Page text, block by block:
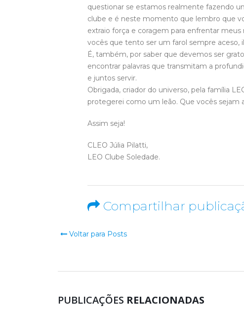
questionar se estamos realmente fazendo
clube e é neste momento que lembro que
extraio força e coragem para enfrentar
vocês que tento ser um farol sempre aceso,
É, também, por saber que devemos ser
encontrar palavras que transmitam a
e juntos servir.
Obrigada, criador do universo, pela família
protegerei como um leão. Que vocês sejam
Assim seja!
CLEO Júlia Pilatti,
LEO Clube Soledade.
Compartilhar
Voltar para Posts
PUBLICAÇÕES RELACIONADAS